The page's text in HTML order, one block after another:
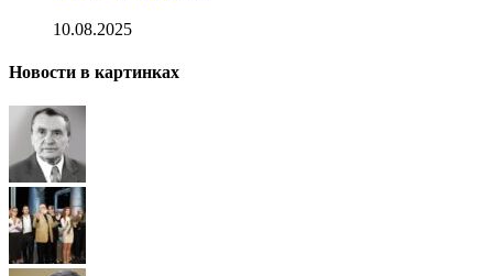
10.08.2025
Новости в картинках